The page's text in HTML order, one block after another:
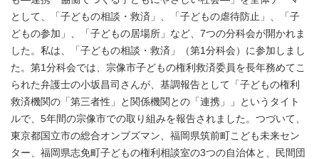
として、「子どもの相談・救済」、「子どもの虐待防止」、「子
どもの参加」、「子どもの居場所」など、7つの分科会が開かれま
した。私は、「子どもの相談・救済」（第1分科会）に参加しまし
た。第1分科会では、宗像市子どもの権利救済委員を長年務めてこ
られた弁護士の小坂昌司さんが、基調報告として「子どもの権利
救済機関の「第三者性」と関係機関との「連携」」というタイト
ルで、5年間の宗像市での取り組みを報告されました。つづいて、
東京都国立市の総合オンブズマン、福岡県筑前町こども未来セン
ター、福岡県志免町子どもの権利相談室の3つの自治体と、民間団